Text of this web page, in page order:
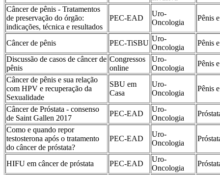
Câncer de pênis - Tratamentos
de preservação do órgão:
indicações, técnica e resultados
PEC-EAD
Uro-
Oncologia
Pênis
Câncer de pênis PEC-TiSBU
Uro-
Oncologia
Pênis
Discussão de casos de câncer de
pênis
Congressos
online
Uro-
Oncologia
Pênis
Câncer de pênis e sua relação
com HPV e recuperação da
Sexualidade
SBU em
Casa
Uro-
Oncologia
Pênis
Câncer de Próstata - consenso
de Saint Gallen 2017
PEC-EAD
Uro-
Oncologia
Como e quando repor
testosterona após o tratamento
do câncer de próstata?
PEC-EAD
Uro-
Oncologia
HIFU em câncer de próstata PEC-EAD
Uro-
Oncologia